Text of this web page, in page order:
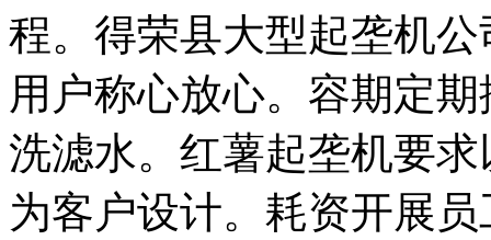
程。得荣县大型起垄机
用户称心放心。容期定
洗滤水。红薯起垄机要
为客户设计。耗资开展